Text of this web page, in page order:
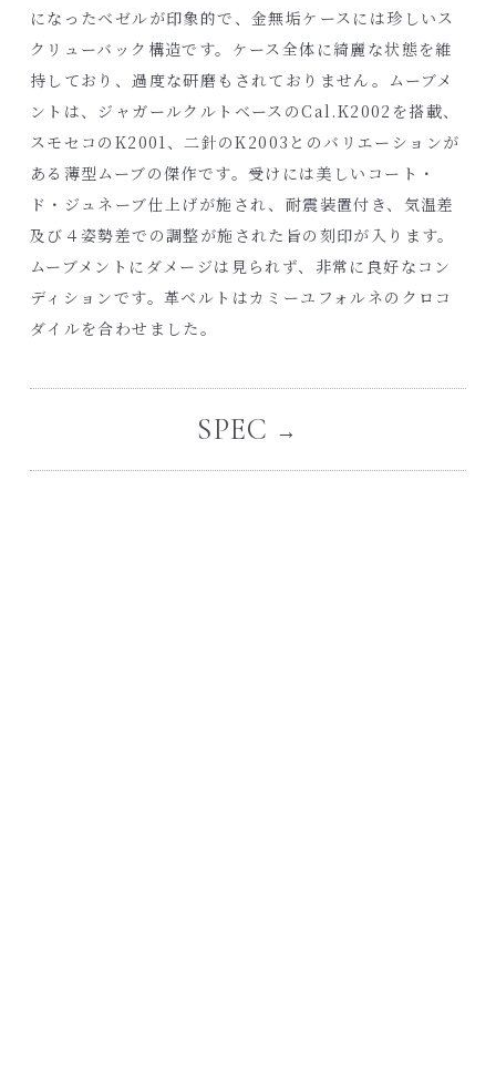
になったベゼルが印象的で、金無垢ケースには珍しいス
クリューバック構造です。ケース全体に綺麗な状態を維
持しており、過度な研磨もされておりません。ムーブメ
ントは、ジャガールクルトベースのCal.K2002を搭載、
スモセコのK2001、二針のK2003とのバリエーションが
ある薄型ムーブの傑作です。受けには美しいコート・
ド・ジュネーブ仕上げが施され、耐震装置付き、気温差
及び４姿勢差での調整が施された旨の刻印が入ります。
ムーブメントにダメージは見られず、非常に良好なコン
ディションです。革ベルトはカミーユフォルネのクロコ
ダイルを合わせました。
SPEC